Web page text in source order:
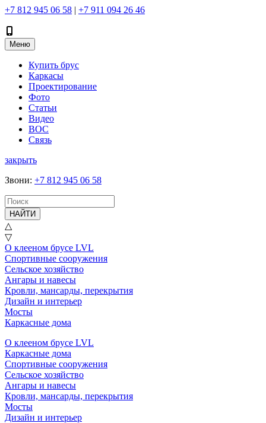
+7 812 945 06 58 | +7 911 094 26 46
Меню
Купить брус
Каркасы
Проектирование
Фото
Статьи
Видео
ВОС
Связь
закрыть
Звони: +7 812 945 06 58
НАЙТИ
△
▽
О клееном брусе LVL
Спортивные сооружения
Сельское хозяйство
Ангары и навесы
Кровли, мансарды, перекрытия
Дизайн и интерьер
Мосты
Каркасные дома
О клееном брусе LVL
Каркасные дома
Спортивные сооружения
Сельское хозяйство
Ангары и навесы
Кровли, мансарды, перекрытия
Мосты
Дизайн и интерьер